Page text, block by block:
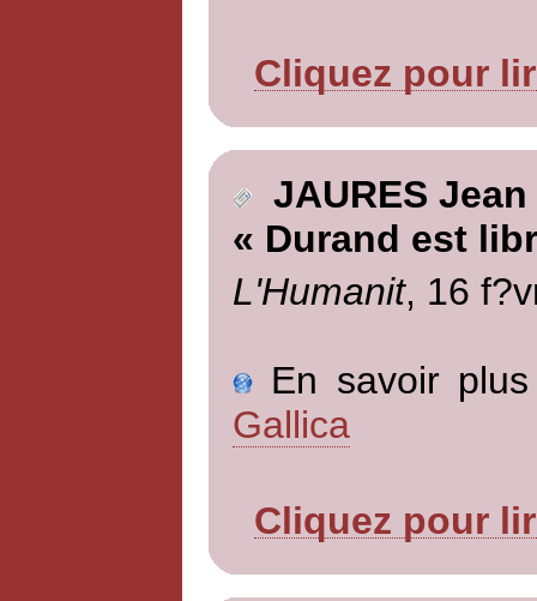
Cliquez pour
JAURES Jean
« Durand est
L'Humanit, 16
En savoir
Gallica
Cliquez pour